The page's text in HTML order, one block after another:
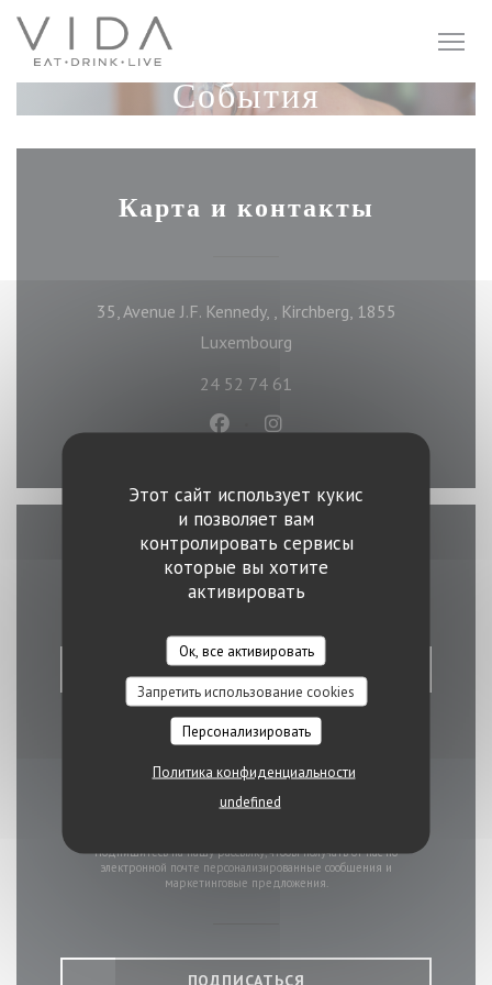
Панель управления cookies
Этот сайт использует кукис
и позволяет вам
контролировать сервисы
которые вы хотите
активировать
Ок, все активировать
Запретить использование cookies
Персонализировать
Политика конфиденциальности
undefined
События
Карта и контакты
35, Avenue J.F. Kennedy, , Kirchberg, 1855
Luxembourg
24 52 74 61
Facebook ((открывается в
Instagram ((открывается
Связь с нами
ЗАБРОНИРОВАТЬ СТОЛИК
Будьте в курсе новостей
Подпишитесь на нашу рассылку, чтобы получать от нас по
электронной почте персонализированные сообщения и
маркетинговые предложения.
ПОДПИСАТЬСЯ